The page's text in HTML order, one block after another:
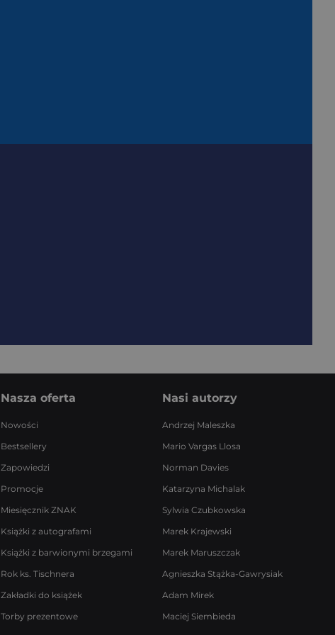
Nasza oferta
Nowości
Bestsellery
Zapowiedzi
Promocje
Miesięcznik ZNAK
Książki z autografami
Książki z barwionymi brzegami
Rok ks. Tischnera
Zakładki do książek
Torby prezentowe
Nasi autorzy
Andrzej Maleszka
Mario Vargas Llosa
Norman Davies
Katarzyna Michalak
Sylwia Czubkowska
Marek Krajewski
Marek Maruszczak
Agnieszka Stążka-Gawrysiak
Adam Mirek
Maciej Siembieda